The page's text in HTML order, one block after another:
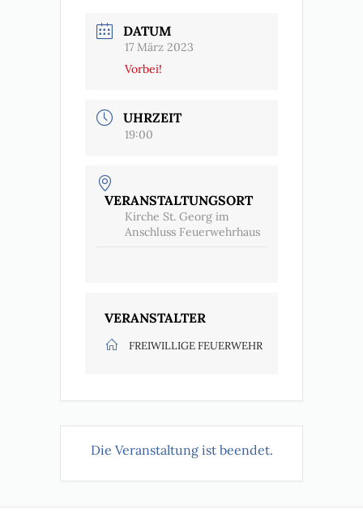
DATUM
17 März 2023
Vorbei!
UHRZEIT
19:00
VERANSTALTUNGSORT
Kirche St. Georg im
Anschluss Feuerwehrhaus
VERANSTALTER
FREIWILLIGE FEUERWEHR
Die Veranstaltung ist beendet.